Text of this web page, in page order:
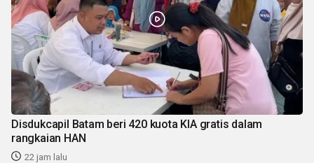
Disdukcapil Batam beri 420 kuota KIA gratis dalam
rangkaian HAN
22 jam lalu